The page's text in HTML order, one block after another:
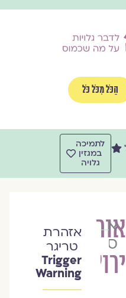
הַכֹּל מִכֹּל כֹּל
לתמיכה
במגזין
גלויה
אור
ירוק
אורית
סרן
אזהרת
טריגר
Trigger
Warning